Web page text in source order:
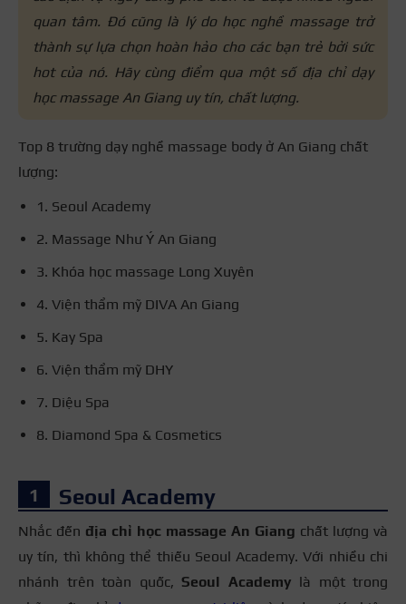
đẹp Asian.
quan tâm. Đó cũng là lý do học nghề massage trở
thành sự lựa chọn hoàn hảo cho các bạn trẻ bởi sức
hot của nó. Hãy cùng điểm qua một số địa chỉ dạy
học massage An Gianguy tín, chất lượng.
Top 8 trường dạy nghề massage body ở An Giang chất
lượng:
1. Seoul Academy
2. Massage Như Ý An Giang
3. Khóa học massage Long Xuyên
4. Viện thẩm mỹ DIVA An Giang
5. Kay Spa
6. Viện thẩm mỹ DHY
7. Diệu Spa
8. Diamond Spa & Cosmetics
Seoul Academy
Nhắc đến địa chỉ học massage An Giang chất lượng và
uy tín, thì không thể thiếu Seoul Academy. Với nhiều chi
nhánh trên toàn quốc, Seoul Academy là một trong